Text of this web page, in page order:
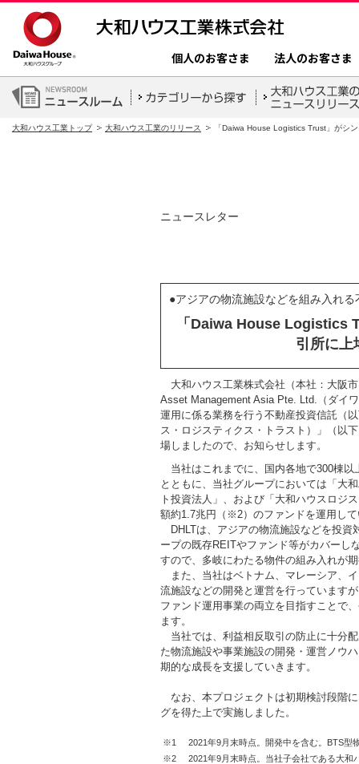
個人のお客さま 法人のお客さま
大和ハウス工業トップ 大和ハウス工業のリリース 「Daiwa House Logistics Trust」がシ
ニュースレター
●アジアの物流施設などを組み入れ
「Daiwa House Logistics
引所に上
大和ハウス工業株式会社（本社：大阪
Asset Management Asia Pte. Ltd.（ダイ
運用に係る業務を行う不動産投資信託（
ス・ロジスティクス・トラスト）」（以
場しましたので、お知らせします。
当社はこれまでに、国内各地で300棟
とともに、当社グループにおいては「大
ト投資法人」、および「大和ハウスロジ
額約1.7兆円（※2）のファンドを運用し
DHLTは、アジアの物流施設などを投資
ープの既存REITやファンド等がカバー
すので、多岐にわたる物件の組み入れが
また、当社はベトナム、マレーシア、
流施設などの開発と運営を行っています
ファンド運用事業の両立を目指すことで
ます。
当社では、利益相反取引の防止に十分
た物流施設や事業施設の開発・運営ノウ
期的な成長を支援していきます。
なお、本プロジェクトは初期検討段階
グを得た上で実施しました。
※1 2021年9月末時点。開発中を含む。BTS型
※2 2021年9月末時点。当社子会社である大和